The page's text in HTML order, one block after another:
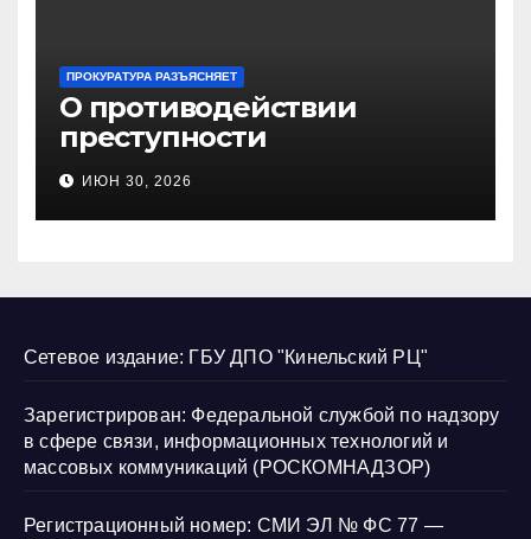
ПРОКУРАТУРА РАЗЪЯСНЯЕТ
О противодействии
преступности
несовершеннолетних и
нарушению их прав
ИЮН 30, 2026
Сетевое издание: ГБУ ДПО "Кинельский РЦ"
Зарегистрирован: Федеральной службой по надзору
в сфере связи, информационных технологий и
массовых коммуникаций (РОСКОМНАДЗОР)
Регистрационный номер: СМИ ЭЛ № ФС 77 —